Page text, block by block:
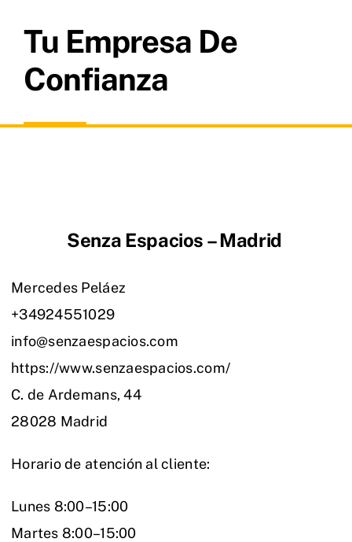
Tu Empresa De
Confianza
Senza Espacios – Madrid
Mercedes Peláez
+34924551029
info@senzaespacios.com
https://www.senzaespacios.com/
C. de Ardemans, 44
28028 Madrid
Horario de atención al cliente:
Lunes 8:00–15:00
Martes 8:00–15:00